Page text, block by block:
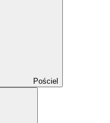
Pościel